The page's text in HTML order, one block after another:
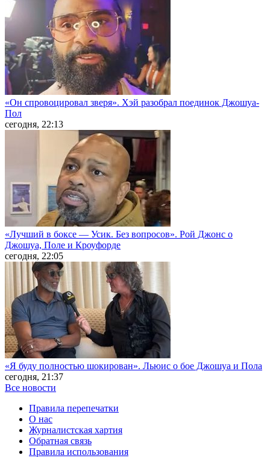
«Он спровоцировал зверя». Хэй разобрал поединок Джошуа-
Пол
сегодня, 22:13
«Лучший в боксе — Усик. Без вопросов». Рой Джонс о
Джошуа, Поле и Кроуфорде
сегодня, 22:05
«Я буду полностью шокирован». Льюис о бое Джошуа и Пола
сегодня, 21:37
Все новости
Правила перепечатки
О нас
Журналистская хартия
Обратная связь
Правила использования